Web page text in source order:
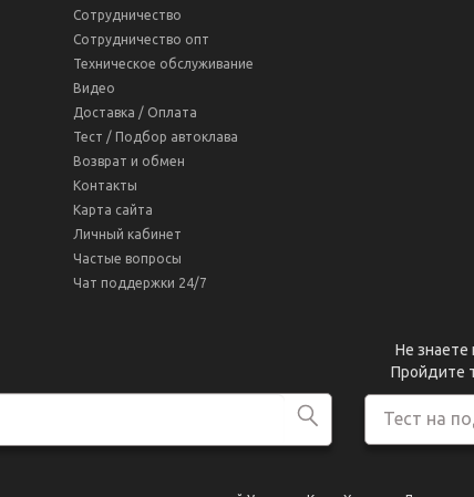
Сотрудничество
Сотрудничество опт
Техническое обслуживание
Видео
Доставка / Оплата
Тест / Подбор автоклава
Возврат и обмен
Контакты
Карта сайта
Личный кабинет
Частые вопросы
Чат поддержки 24/7
Тест на
Не знаете
Пройдите